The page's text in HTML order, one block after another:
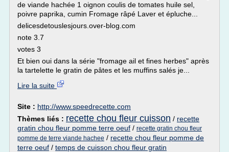
de viande hachée 1 oignon coulis de tomates huile sel,
poivre paprika, cumin Fromage râpé Laver et épluche...
delicesdetouslesjours.over-blog.com
note 3.7
votes 3
Et bien oui dans la série "fromage ail et fines herbes" après
la tartelette le gratin de pâtes et les muffins salés je...
Lire la suite
Site : http://www.speedrecette.com
Thèmes liés : recette chou fleur cuisson / recette
gratin chou fleur pomme terre oeuf / recette gratin chou fleur
pomme de terre viande hachee / recette chou fleur pomme de
terre oeuf / temps de cuisson chou fleur gratin